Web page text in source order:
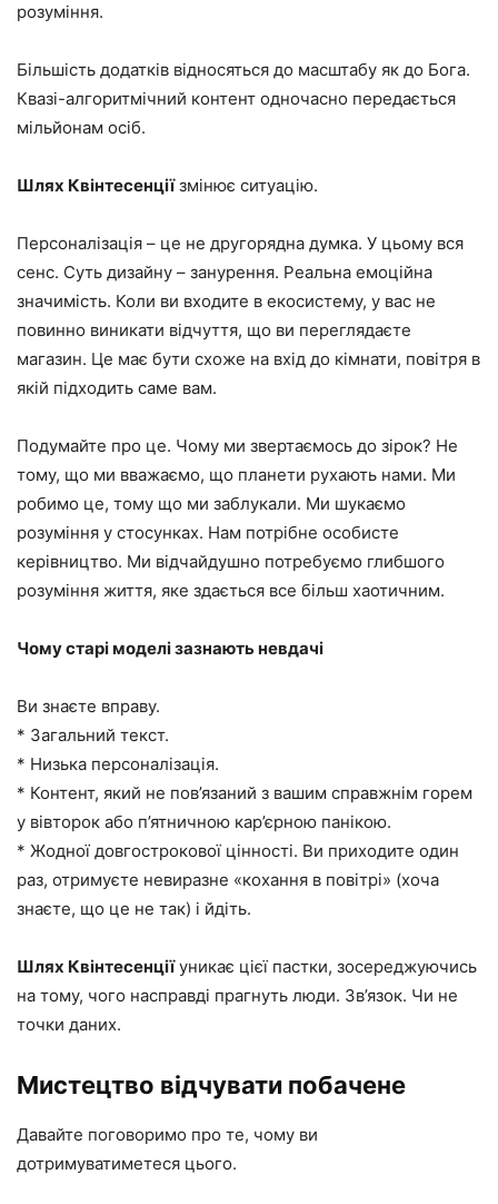
розуміння.
Більшість додатків відносяться до масштабу як до Бога.
Квазі-алгоритмічний контент одночасно передається
мільйонам осіб.
Шлях Квінтесенціїзмінює ситуацію.
Персоналізація – це не другорядна думка. У цьому вся
сенс. Суть дизайну – занурення. Реальна емоційна
значимість. Коли ви входите в екосистему, у вас не
повинно виникати відчуття, що ви переглядаєте
магазин. Це має бути схоже на вхід до кімнати, повітря в
якій підходить саме вам.
Подумайте про це. Чому ми звертаємось до зірок? Не
тому, що ми вважаємо, що планети рухають нами. Ми
робимо це, тому що ми заблукали. Ми шукаємо
розуміння у стосунках. Нам потрібне особисте
керівництво. Ми відчайдушно потребуємо глибшого
розуміння життя, яке здається все більш хаотичним.
Чому старі моделі зазнають невдачі
Ви знаєте вправу.
* Загальний текст.
* Низька персоналізація.
* Контент, який не пов’язаний з вашим справжнім горем
у вівторок або п’ятничною кар’єрною панікою.
* Жодної довгострокової цінності. Ви приходите один
раз, отримуєте невиразне «кохання в повітрі» (хоча
знаєте, що це не так) і йдіть.
Шлях Квінтесенціїуникає цієї пастки, зосереджуючись
на тому, чого насправді прагнуть люди. Зв’язок. Чи не
точки даних.
Мистецтво відчувати побачене
Давайте поговоримо про те, чому ви
дотримуватиметеся цього.